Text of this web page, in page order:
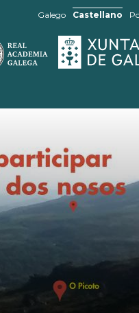
Galego Castellano